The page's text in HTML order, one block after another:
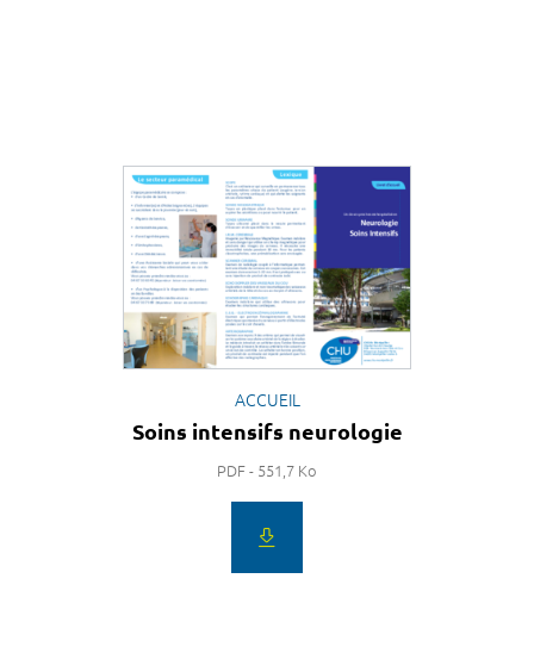
ACCUEIL
Soins intensifs neurologie
PDF - 551,7 Ko